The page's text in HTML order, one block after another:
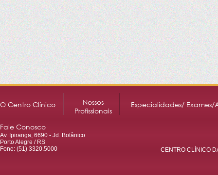
O Centro Clínico
Nossos
Profissionais
Especialidades/ Exames/
Fale Conosco
Av. Ipiranga, 6690 - Jd. Botânico
Porto Alegre / RS
Fone: (51) 3320.5000
CENTRO CLÍNICO